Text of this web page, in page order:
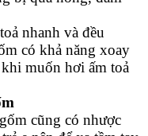
nhanh và đều
có khả năng xoay
muốn hơi ấm toả
cũng có nhược